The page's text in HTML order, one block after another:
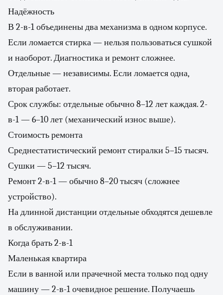
Надёжность
В 2-в-1 объединены два механизма в одном корпусе.
Если ломается стирка — нельзя пользоваться сушкой
и наоборот. Диагностика и ремонт сложнее.
Отдельные — независимы. Если ломается одна,
вторая работает.
Срок службы: отдельные обычно 8–12 лет каждая. 2-
в-1 — 6–10 лет (механический износ выше).
Стоимость ремонта
Среднестатистический ремонт стиралки 5–15 тысяч.
Сушки — 5–12 тысяч.
Ремонт 2-в-1 — обычно 8–20 тысяч (сложнее
устройство).
На длинной дистанции отдельные обходятся дешевле
в обслуживании.
Когда брать 2-в-1
Маленькая квартира
Если в ванной или прачечной места только под одну
машину — 2-в-1 очевидное решение. Получаешь